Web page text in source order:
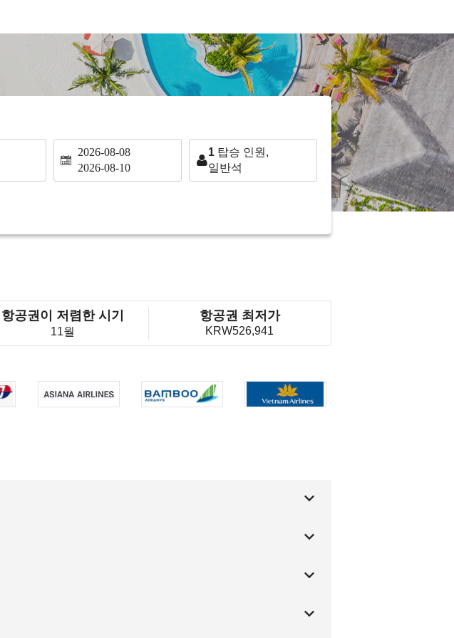
2026-08-08
2026-08-10
1 탑승 인원,
일반석
항공권이 저렴한 시기
11월
항공권 최저가
KRW526,941